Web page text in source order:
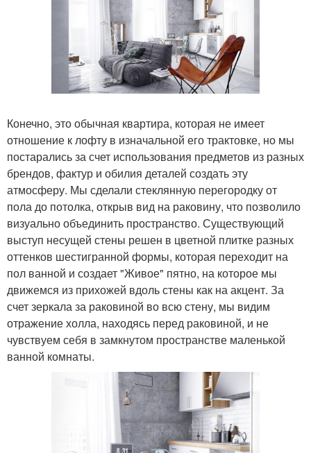
Конечно, это обычная квартира, которая не имеет
отношение к лофту в изначальной его трактовке, но мы
постарались за счет использования предметов из разных
брендов, фактур и обилия деталей создать эту
атмосферу. Мы сделали стеклянную перегородку от
пола до потолка, открыв вид на раковину, что позволило
визуально объединить пространство. Существующий
выступ несущей стены решен в цветной плитке разных
оттенков шестигранной формы, которая переходит на
пол ванной и создает "Живое" пятно, на которое мы
движемся из прихожей вдоль стены как на акцент. За
счет зеркала за раковиной во всю стену, мы видим
отражение холла, находясь перед раковиной, и не
чувствуем себя в замкнутом пространстве маленькой
ванной комнаты.